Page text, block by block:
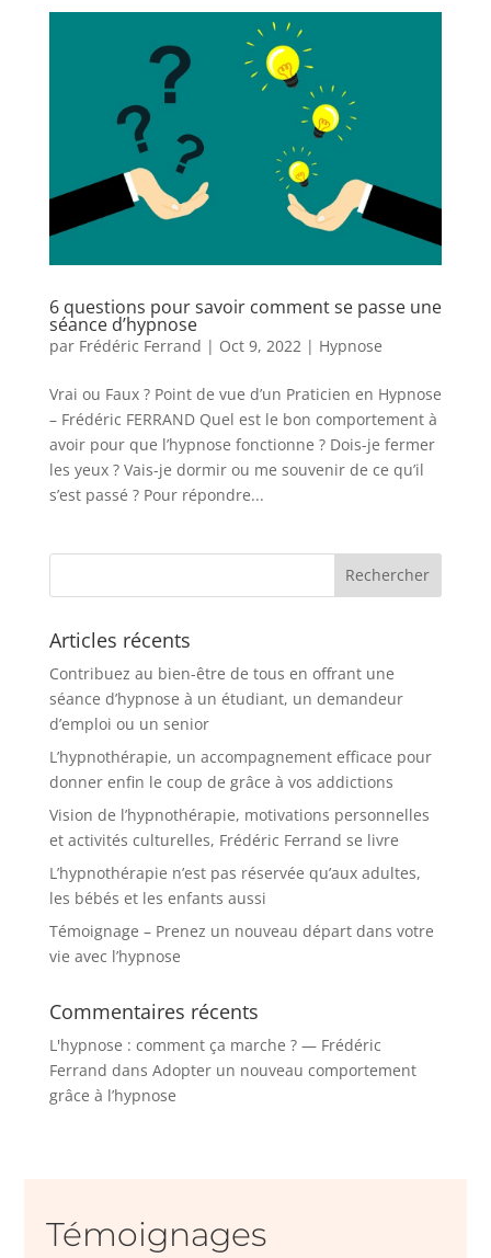
6 questions pour savoir comment se passe une
séance d’hypnose
par Frédéric Ferrand | Oct 9, 2022 | Hypnose
Vrai ou Faux ? Point de vue d’un Praticien en Hypnose
– Frédéric FERRAND Quel est le bon comportement à
avoir pour que l’hypnose fonctionne ? Dois-je fermer
les yeux ? Vais-je dormir ou me souvenir de ce qu’il
s’est passé ? Pour répondre...
Articles récents
Contribuez au bien-être de tous en offrant une
séance d’hypnose à un étudiant, un demandeur
d’emploi ou un senior
L’hypnothérapie, un accompagnement efficace pour
donner enfin le coup de grâce à vos addictions
Vision de l’hypnothérapie, motivations personnelles
et activités culturelles, Frédéric Ferrand se livre
L’hypnothérapie n’est pas réservée qu’aux adultes,
les bébés et les enfants aussi
Témoignage – Prenez un nouveau départ dans votre
vie avec l’hypnose
Commentaires récents
L'hypnose : comment ça marche ? — Frédéric
Ferrand dans Adopter un nouveau comportement
grâce à l’hypnose
Témoignages